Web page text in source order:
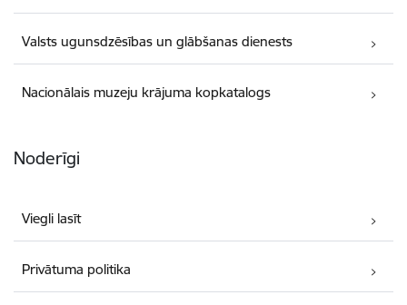
Valsts ugunsdzēsības un glābšanas dienests
Nacionālais muzeju krājuma kopkatalogs
Noderīgi
Viegli lasīt
Privātuma politika